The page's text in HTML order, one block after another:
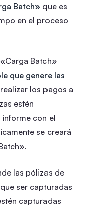
Batch» que es
en el proceso
Batch»
que genere las
los pagos a
estén
con el
se creará
las pólizas de
ser capturadas
capturadas